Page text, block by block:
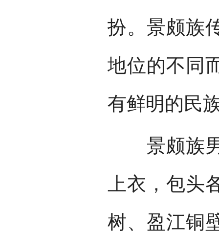
扮。景颇族
地位的不同
有鲜明的民
景颇族男
上衣，包头
树、盈江铜